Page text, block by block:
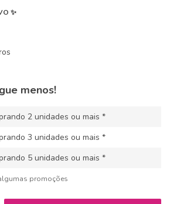
✨
menos!
2 unidades ou mais *
3 unidades ou mais *
5 unidades ou mais *
promoções